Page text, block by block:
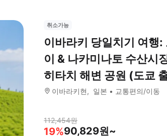
취소가능
이바라키 당일치기 여행:
이 & 나카미나토 수산시
히타치 해변 공원 (도쿄
이바라키현 일본 교통편의/이동
112,454원
19%90,829원~